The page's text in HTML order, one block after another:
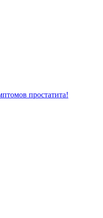
простатита!